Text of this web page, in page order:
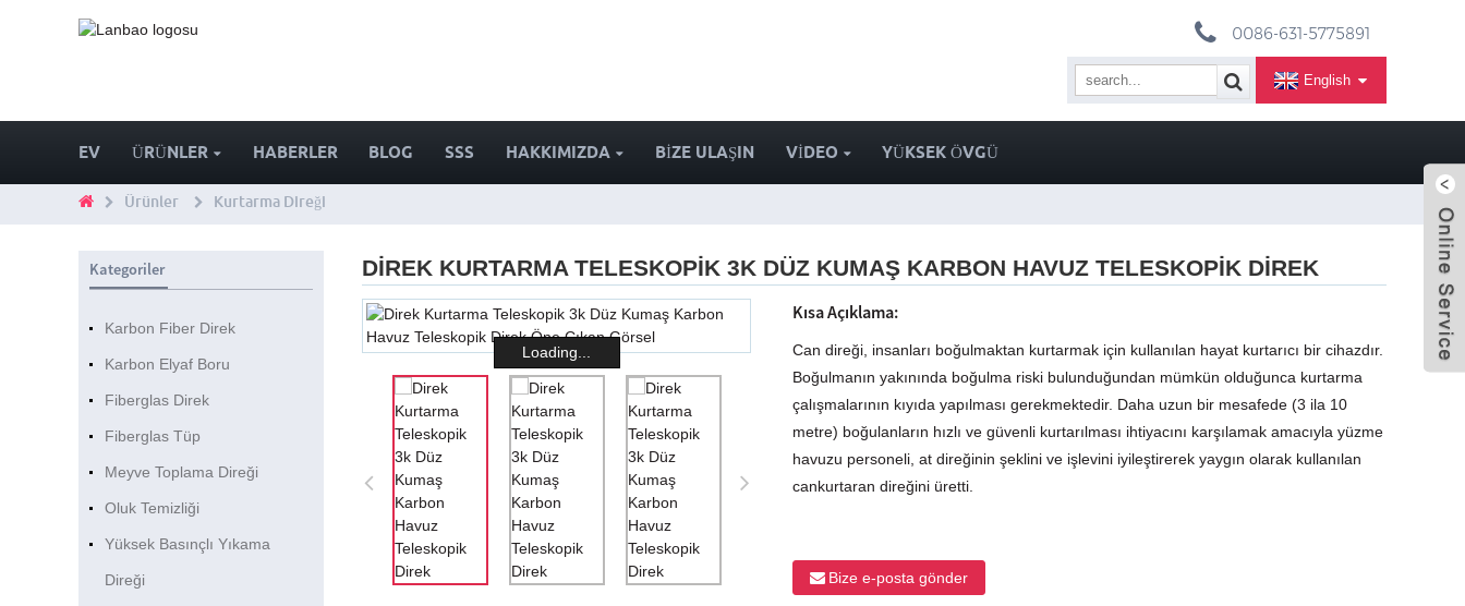
0086-631-5775891
English
EV ÜRÜNLER HABERLER BLOG SSS HAKKIMIZDA BIZE ULAŞIN VIDEO YÜKSEK ÖVGÜ
Ürünler Kurtarma Direği
Kategoriler
Karbon Fiber Direk
Karbon Elyaf Boru
Fiberglas Direk
Fiberglas Tüp
Meyve Toplama Direği
Oluk Temizliği
Yüksek Basınçlı Yıkama
Direği
DIREK KURTARMA TELESKOPIK 3K DÜZ KUMAŞ KARBON HAVUZ TELESKOPIK DIREK
Loading...
Kısa Açıklama:
Can direği, insanları boğulmaktan kurtarmak için kullanılan hayat kurtarıcı bir cihazdır.
Boğulmanın yakınında boğulma riski bulunduğundan mümkün olduğunca kurtarma
çalışmalarının kıyıda yapılması gerekmektedir. Daha uzun bir mesafede (3 ila 10
metre) boğulanların hızlı ve güvenli kurtarılması ihtiyacını karşılamak amacıyla yüzme
havuzu personeli, at direğinin şeklini ve işlevini iyileştirerek yaygın olarak kullanılan
cankurtaran direğini üretti.
Bize e-posta gönder